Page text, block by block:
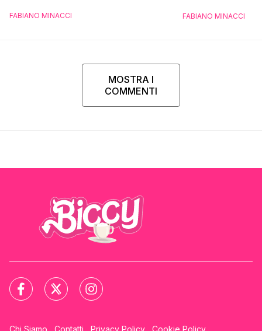
FABIANO MINACCI
Ferrero”
FABIANO MINACCI
MOSTRA I
COMMENTI